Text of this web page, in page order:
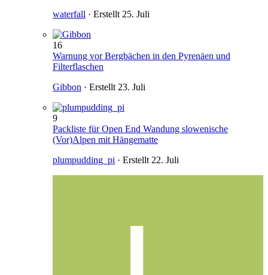
waterfall · Erstellt 25. Juli
16
Warnung vor Bergbächen in den Pyrenäen und
Filterflaschen
Gibbon · Erstellt 23. Juli
9
Packliste für Open End Wandung slowenische
(Vor)Alpen mit Hängematte
plumpudding_pi · Erstellt 22. Juli